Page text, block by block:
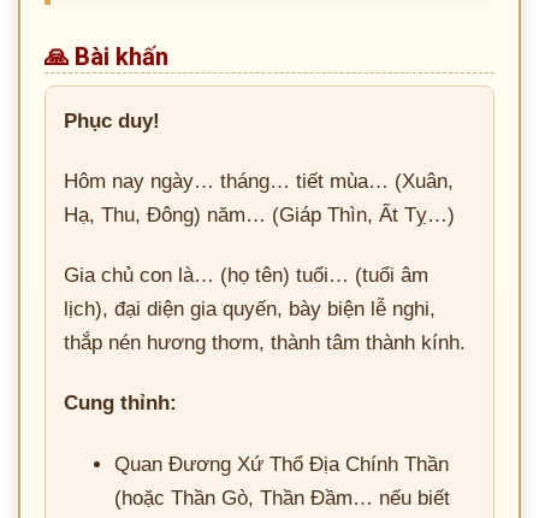
🙏 Bài khấn
Phục duy!
Hôm nay ngày… tháng… tiết mùa… (Xuân,
Hạ, Thu, Đông) năm… (Giáp Thìn, Ất Tỵ…)
Gia chủ con là… (họ tên) tuổi… (tuổi âm
lịch), đại diện gia quyến, bày biện lễ nghi,
thắp nén hương thơm, thành tâm thành kính.
Cung thỉnh:
Quan Đương Xứ Thổ Địa Chính Thần
(hoặc Thần Gò, Thần Đầm… nếu biết